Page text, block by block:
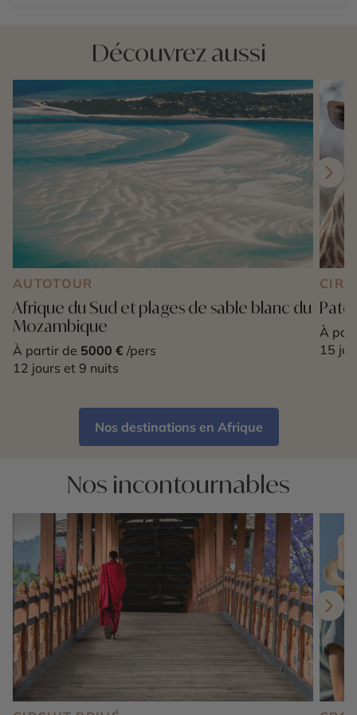
Découvrez aussi
AUTOTOUR
Afrique du Sud et plages de sable blanc du
Mozambique
À partir de 5000 € /pers
12 jours et 9 nuits
À
15
Nos destinations en Afrique
Nos incontournables